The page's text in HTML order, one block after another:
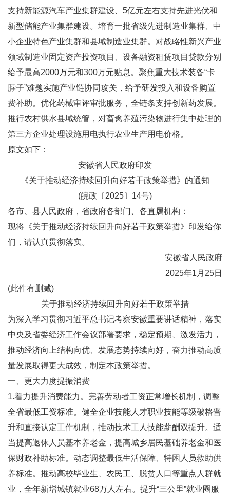
支持新能源汽车产业集群建设、5亿元左右支持先进光伏和
新型储能产业集群建设。培育一批省级先进制造业集群、中
小企业特色产业集群和县域制造业集群。对战略性新兴产业
领域制造业固定资产投资项目、设备融资租赁项目贷款分别
给予最高2000万元和300万元贴息。聚焦重大技术装备“卡
脖子”难题实施产业链协同攻关，给予研发投入和设备购置
费补助。优化药械审评审批服务，全链条支持创新药发展。
推行农村供水县域统管，对畜禽养殖污染物进行集中处理的
第三方企业处理设施用电执行农业生产用电价格。
原文如下：
安徽省人民政府印发
《关于推动经济持续回升向好若干政策举措》的通知
(皖政〔2025〕14号)
各市、县人民政府，省政府各部门、各直属机构：
现将《关于推动经济持续回升向好若干政策举措》印发给你
们，请认真贯彻落实。
安徽省人民政府
2025年1月25日
(此件有删减)
关于推动经济持续回升向好若干政策举措
为深入学习贯彻习近平总书记考察安徽重要讲话精神，落实
中央及省委经济工作会议部署要求，稳定预期、激发活力，
推动经济向上结构向优、发展态势持续向好，奋力推动高质
量发展取得更大成效，制定本政策举措。
一、更大力度提振消费
1.着力提升消费能力。完善劳动者工资正常增长机制，调整
全省最低工资标准。健全企业技能人才职业技能等级破格晋
升和直接认定工作机制，推动技术工人技能薪酬双提升。适
当提高退休人员基本养老金，提高城乡居民基础养老金和医
保财政补助标准。动态调整最低生活保障、特困人员救助供
养标准。推动高校毕业生、农民工、脱贫人口等重点人群就
业，全年新增城镇就业68万人左右。提升“三公里”就业圈服